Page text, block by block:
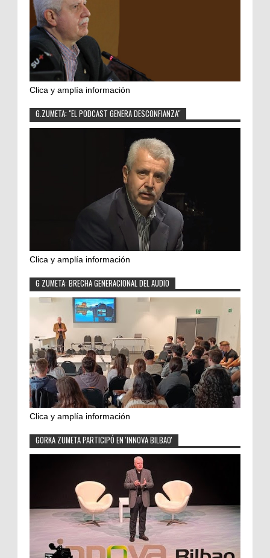
Clica y amplía información
G.ZUMETA: "EL PODCAST GENERA DESCONFIANZA"
Clica y amplía información
G ZUMETA: BRECHA GENERACIONAL DEL AUDIO
Clica y amplía información
GORKA ZUMETA PARTICIPÓ EN 'INNOVA BILBAO'